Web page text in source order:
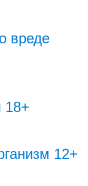
вреде
18+
12+